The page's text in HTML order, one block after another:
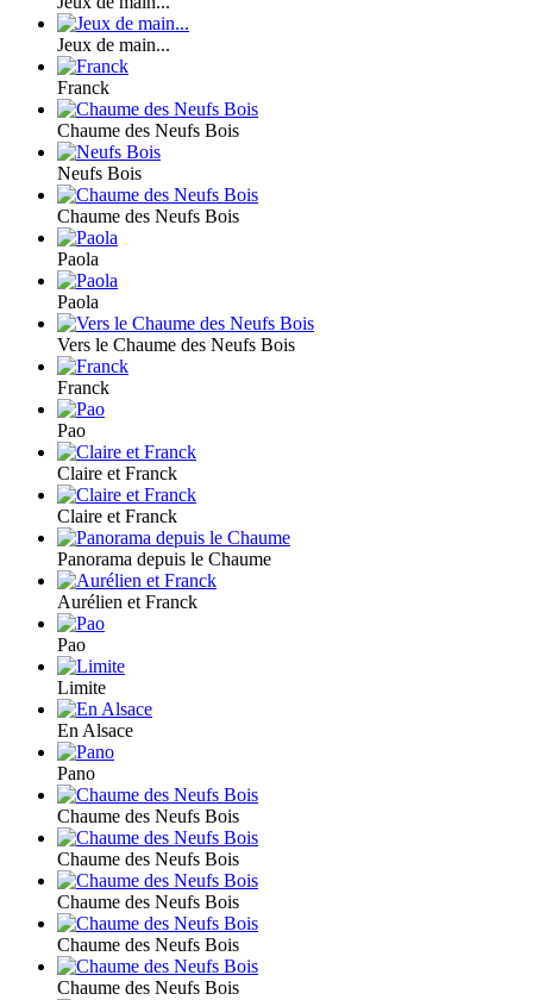
Jeux de main...
Franck
Chaume des Neufs Bois
Neufs Bois
Chaume des Neufs Bois
Paola
Paola
Vers le Chaume des Neufs Bois
Franck
Pao
Claire et Franck
Claire et Franck
Panorama depuis le Chaume
Aurélien et Franck
Pao
Limite
En Alsace
Pano
Chaume des Neufs Bois
Chaume des Neufs Bois
Chaume des Neufs Bois
Chaume des Neufs Bois
Chaume des Neufs Bois